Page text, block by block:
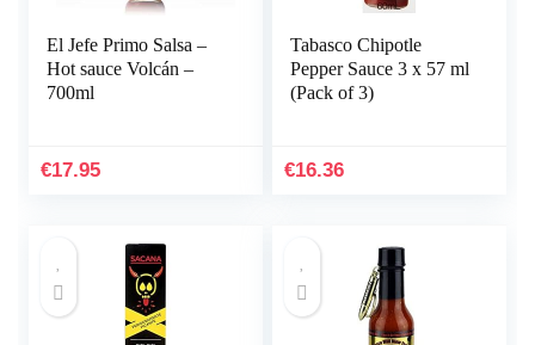
El Jefe Primo Salsa –
Hot sauce Volcán –
700ml
€17.95
Tabasco Chipotle
Pepper Sauce 3 x 57 ml
(Pack of 3)
€16.36